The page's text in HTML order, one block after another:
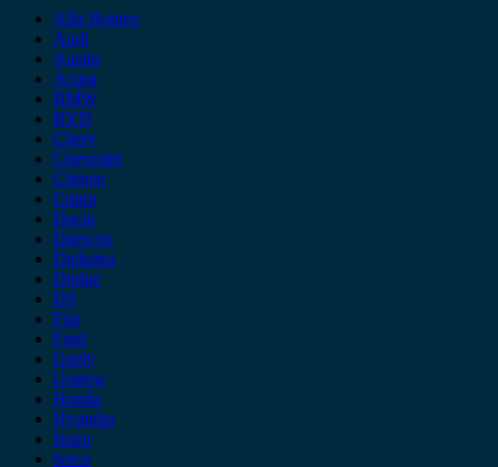
Alfa Romeo
Audi
Austin
Acura
BMW
BYD
Chery
Chevrolet
Citroen
Cupra
Dacia
Daewoo
Daihatsu
Dodge
DS
Fiat
Ford
Geely
Gonow
Honda
Hyundai
Isuzu
iveco